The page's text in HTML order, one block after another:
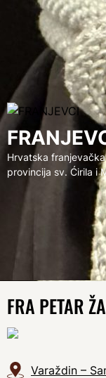
Hrvatska franjevačka
provincija sv. Ćirila i
FRA PETAR
Varaždin –